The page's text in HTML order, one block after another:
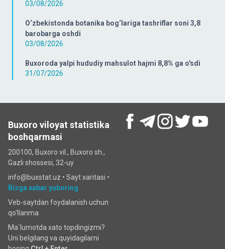
03/08/2026
O‘zbekistonda botanika bog‘lariga tashriflar soni 3,8
barobarga oshdi
03/08/2026
Buxoroda yalpi hududiy mahsulot hajmi 8,8% ga o'sdi
31/07/2026
Buxoro viloyat statistika
boshqarmasi
200100, Buxoro vil., Buxoro sh.,
Gazli shossesi, 32-uy
info@buxstat.uz • Sayt xaritasi •
Bizga xabar yuboring
Veb-saytdan foydalanish uchun
qo'llanma
Ma`lumotda xato topdingizmi?
Uni belgilang va quyidagilarni